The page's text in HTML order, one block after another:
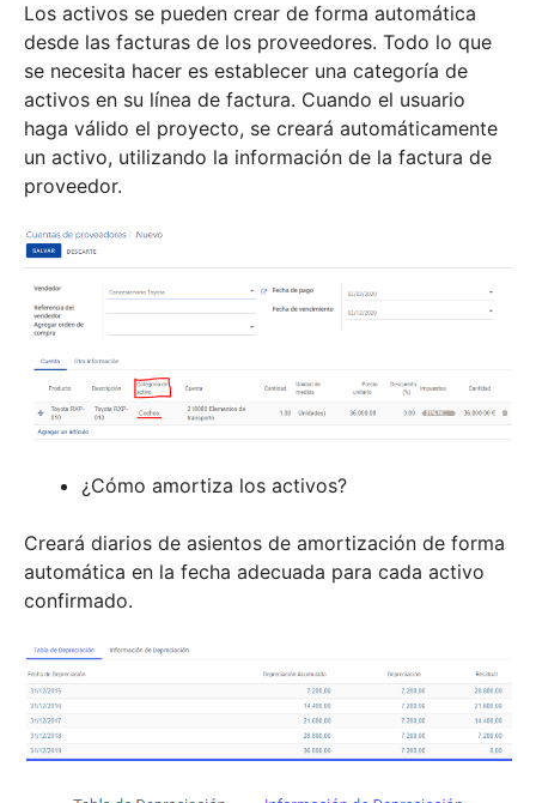
Los activos se pueden crear de forma automática
desde las facturas de los proveedores. Todo lo que
se necesita hacer es establecer una categoría de
activos en su línea de factura. Cuando el usuario
haga válido el proyecto, se creará automáticamente
un activo, utilizando la información de la factura de
proveedor.
¿Cómo amortiza los activos?
Creará diarios de asientos de amortización de forma
automática en la fecha adecuada para cada activo
confirmado.